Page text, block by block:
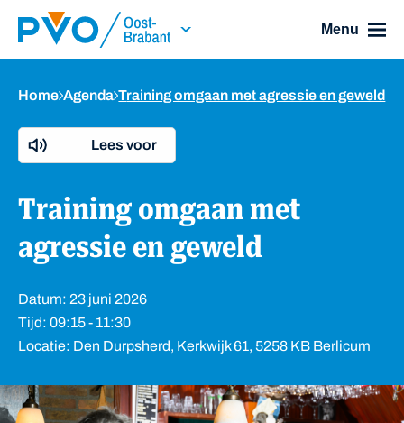
Skip Navigation or Skip to Content
Menu
Home Agenda Training omgaan met agressie en geweld
Lees voor
Training omgaan met
agressie en geweld
Datum: 23 juni 2026
Tijd: 09:15 - 11:30
Locatie: Den Durpsherd, Kerkwijk 61, 5258 KB Berlicum